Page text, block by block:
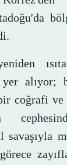
yer alıyor;
coğrafi ve